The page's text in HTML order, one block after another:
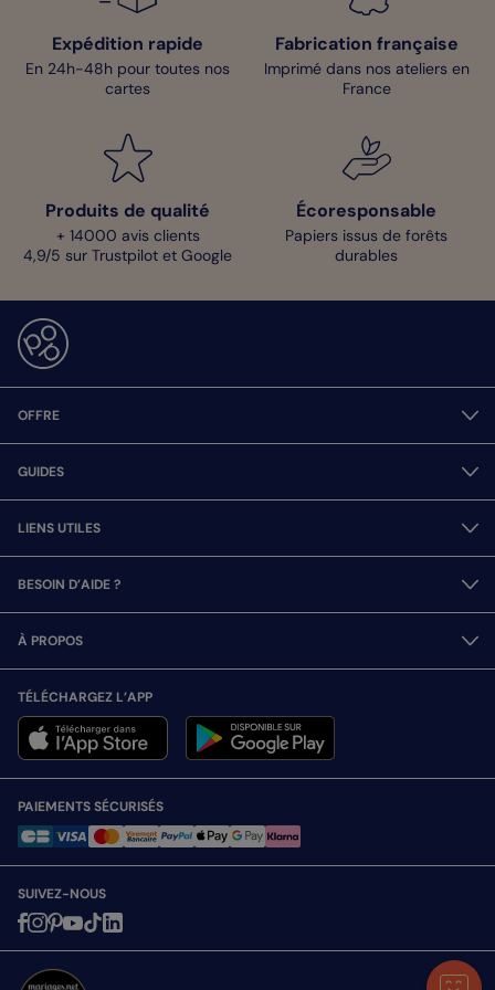
moindre question, n’hésitez pas à contacter notre service client.
Il vous aidera et vous accompagnera avec plaisir. Excellente
création à vous !
Clara - Pop Designer
Expédition rapide
En 24h-48h pour toutes nos
cartes
Fabrication française
Imprimé dans nos ateliers en
France
Produits de qualité
+ 14000 avis clients
4,9/5 sur Trustpilot et Google
Écoresponsable
Papiers issus de forêts
durables
OFFRE
GUIDES
LIENS UTILES
BESOIN D’AIDE ?
À PROPOS
TÉLÉCHARGEZ L’APP
PAIEMENTS SÉCURISÉS
SUIVEZ-NOUS